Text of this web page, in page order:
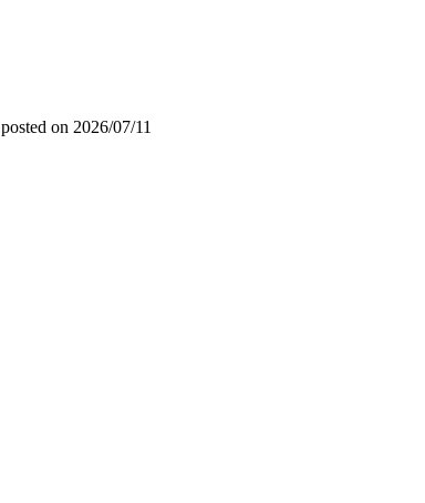
posted on 2026/07/11